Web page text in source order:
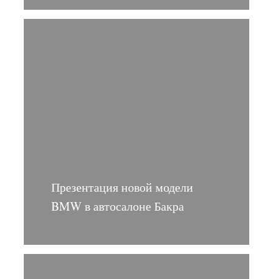
Презентация новой модели
BMW в автосалоне Бакра